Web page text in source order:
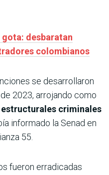
gota: desbaratan
colombianos
se desarrollaron
2023, arrojando como
criminales
informado la Senad en
55.
fueron erradicadas